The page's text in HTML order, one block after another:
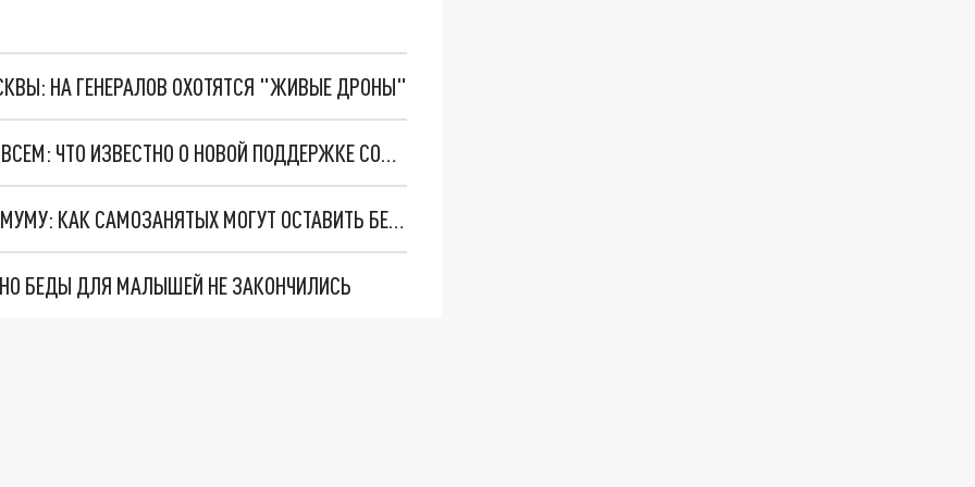
НА ГЕНЕРАЛОВ ОХОТЯТСЯ "ЖИВЫЕ ДРОНЫ"
ДОПОЛНИТЕЛЬНАЯ ПЕНСИЯ ВЕТЕРАНАМ, НО НЕ ВСЕМ: ЧТО ИЗВЕСТНО О НОВОЙ ПОДДЕРЖКЕ СОЦФОНДА
РАБОТАЕШЬ САМ НА СЕБЯ - ГОТОВЬСЯ К МИНИМУМУ: КАК САМОЗАНЯТЫХ МОГУТ ОСТАВИТЬ БЕЗ ПЕНСИИ
БЕДЫ ДЛЯ МАЛЫШЕЙ НЕ ЗАКОНЧИЛИСЬ